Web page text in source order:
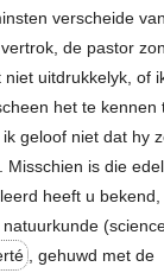
verscheide
de pastor
uitdrukkelyk, of
het te kennen
geloof niet dat hy
Misschien is die
heeft u bekend,
, gehuwd met de